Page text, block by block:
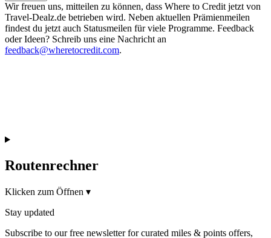
Wir freuen uns, mitteilen zu können, dass Where to Credit jetzt von
Travel-Dealz.de betrieben wird. Neben aktuellen Prämienmeilen
findest du jetzt auch Statusmeilen für viele Programme. Feedback
oder Ideen? Schreib uns eine Nachricht an
feedback@wheretocredit.com.
Routenrechner
Klicken zum Öffnen ▾
Stay updated
Subscribe to our free newsletter for curated miles & points offers,